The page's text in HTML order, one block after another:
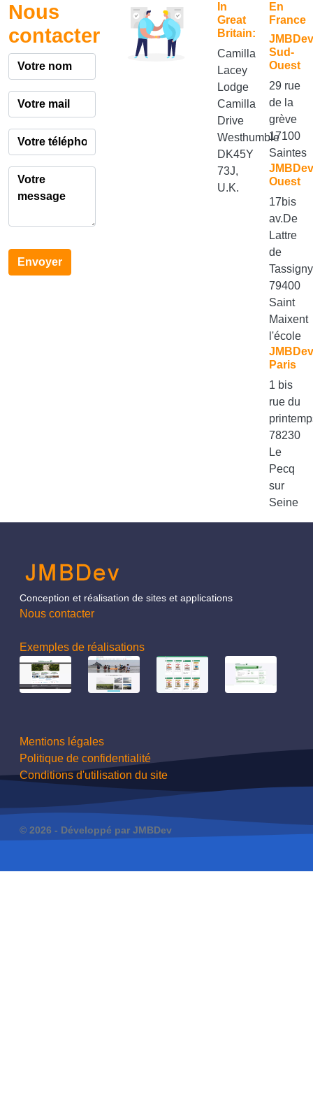
Nous
contacter
Envoyer
In
Great
Britain:
Camilla
Lacey
Lodge
Camilla
Drive
Westhumble
DK45Y
73J,
U.K.
En
France
Sud-
Ouest
29 rue
de la
grève
17100
Saintes
Ouest
17bis
av.De
Lattre
de
Tassigny
79400
Saint
Maixent
l'école
Paris
1 bis
rue du
78230
Le
Pecq
sur
Seine
Conception et réalisation de sites et applications
Nous contacter
Exemples de réalisations
Mentions légales
Politique de confidentialité
Conditions d'utilisation du site‬
© 2026 - Développé par JMBDev